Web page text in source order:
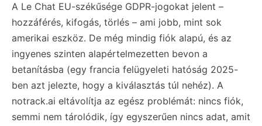
A Le Chat EU-székűsége GDPR-jogokat jelent –
hozzáférés, kifogás, törlés – ami jobb, mint sok
amerikai eszköz. De még mindig fiók alapú, és az
ingyenes szinten alapértelmezetten bevon a
betanításba (egy francia felügyeleti hatóság 2025-
ben azt jelezte, hogy a kiválasztás túl nehéz). A
notrack.ai eltávolítja az egész problémát: nincs fiók,
semmi nem tárolódik, így egyszerűen nincs adat, amit